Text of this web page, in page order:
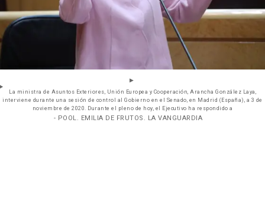
La ministra de Asuntos Exteriores, Unión Europea y Cooperación, Arancha González Laya,
interviene durante una sesión de control al Gobierno en el Senado, en Madrid (España), a 3 de
noviembre de 2020. Durante el pleno de hoy, el Ejecutivo ha respondido a
- POOL. EMILIA DE FRUTOS. LA VANGUARDIA